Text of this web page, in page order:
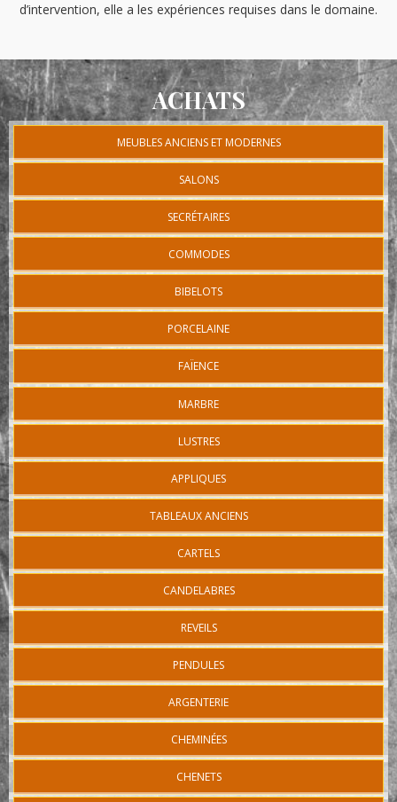
d’intervention, elle a les expériences requises dans le domaine.
ACHATS
MEUBLES ANCIENS ET MODERNES
SALONS
SECRÉTAIRES
COMMODES
BIBELOTS
PORCELAINE
FAÏENCE
MARBRE
LUSTRES
APPLIQUES
TABLEAUX ANCIENS
CARTELS
CANDELABRES
REVEILS
PENDULES
ARGENTERIE
CHEMINÉES
CHENETS